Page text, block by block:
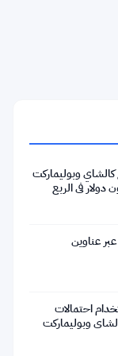
وبوليماركت
إلى 195.5 مليون دولار في الربع
مسار 135 مليون دولار من stETH عبر عناوين
احتمالات
وبوليماركت